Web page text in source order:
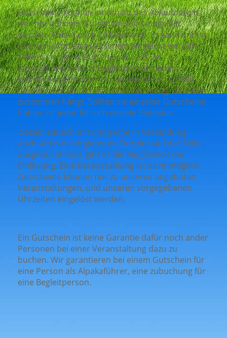
Gutscheine können innerhalb des Ablaufdatum,
welcher auf dem Gutschein steht eingelöst
werden (Ablauf nach 24 Monaten). Es kann immer
nur der komplette Gutschein eingelöst werden.
Sollten sie einen Gutschein für z.B. 2x
Alpakaführer und 1x Begleitperson haben,
kommen aber nur mit 1x Alpakaführer, verfällt
der Rest des Gutscheines bei Einlösung, da dieser
zusammen hängt. Sollten sie einzelne Gutscheine
haben, ist jeder für sich einzeln Einlösbar.
Setzen sie sich mit uns gerne in Verbindung,
auch wenn die Angeboten Termine auf der Seite
ausgebucht sind, gibt es die Möglichkeit der
Einlösung. Eine Barauszahlung ist nicht möglich.
Gutscheine können nur zu unseren angeboten
Veranstaltungen, und unseren vorgegebenen
Uhrzeiten eingelöst werden.
Ein Gutschein ist keine Garantie dafür noch ander
Personen bei einer Veranstaltung dazu zu
buchen. Wir garantieren bei einem Gutschein für
eine Person als Alpakaführer, eine zubuchung für
eine Begleitperson.